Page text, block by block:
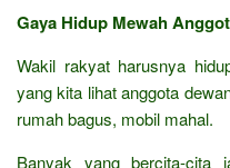
Gaya Hidup Mewah
Wakil rakyat harusnya
yang kita lihat anggota
rumah bagus, mobil mahal.
Banyak yang bercita-cita